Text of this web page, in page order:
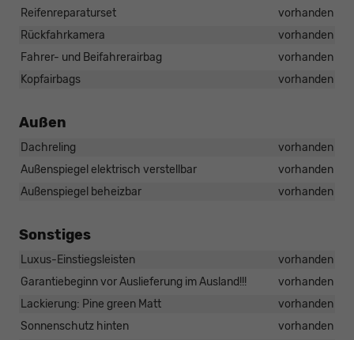
Reifenreparaturset
vorhanden
Rückfahrkamera
vorhanden
Fahrer- und Beifahrerairbag
vorhanden
Kopfairbags
vorhanden
Außen
Dachreling
vorhanden
Außenspiegel elektrisch verstellbar
vorhanden
Außenspiegel beheizbar
vorhanden
Sonstiges
Luxus-Einstiegsleisten
vorhanden
Garantiebeginn vor Auslieferung im Ausland!!!
vorhanden
Lackierung: Pine green Matt
vorhanden
Sonnenschutz hinten
vorhanden